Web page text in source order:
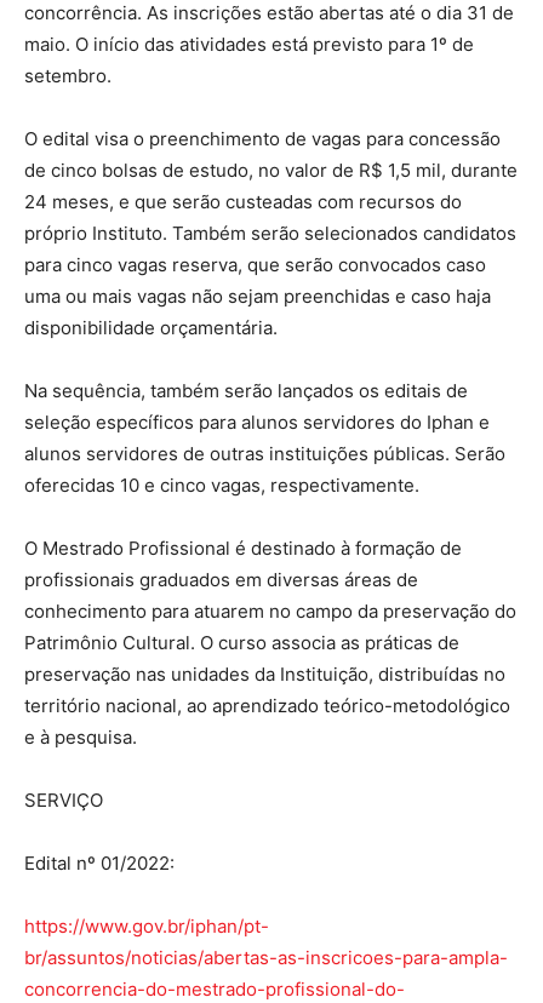
concorrência. As inscrições estão abertas até o dia 31 de
maio. O início das atividades está previsto para 1º de
setembro.
O edital visa o preenchimento de vagas para concessão
de cinco bolsas de estudo, no valor de R$ 1,5 mil, durante
24 meses, e que serão custeadas com recursos do
próprio Instituto. Também serão selecionados candidatos
para cinco vagas reserva, que serão convocados caso
uma ou mais vagas não sejam preenchidas e caso haja
disponibilidade orçamentária.
Na sequência, também serão lançados os editais de
seleção específicos para alunos servidores do Iphan e
alunos servidores de outras instituições públicas. Serão
oferecidas 10 e cinco vagas, respectivamente.
O Mestrado Profissional é destinado à formação de
profissionais graduados em diversas áreas de
conhecimento para atuarem no campo da preservação do
Patrimônio Cultural. O curso associa as práticas de
preservação nas unidades da Instituição, distribuídas no
território nacional, ao aprendizado teórico-metodológico
e à pesquisa.
SERVIÇO
Edital nº 01/2022:
https://www.gov.br/iphan/pt-
br/assuntos/noticias/abertas-as-inscricoes-para-ampla-
concorrencia-do-mestrado-profissional-do-